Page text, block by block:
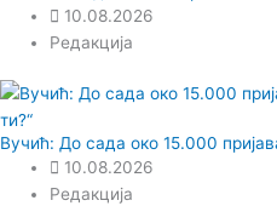
10.08.2026
Редакција
Вучић: До сада око 15.000
10.08.2026
Редакција